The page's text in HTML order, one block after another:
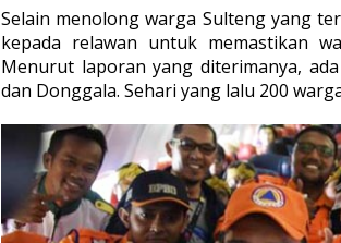
Selain menolong warga Sulteng yang
kepada relawan untuk memastikan
Menurut laporan yang diterimanya,
dan Donggala. Sehari yang lalu 200